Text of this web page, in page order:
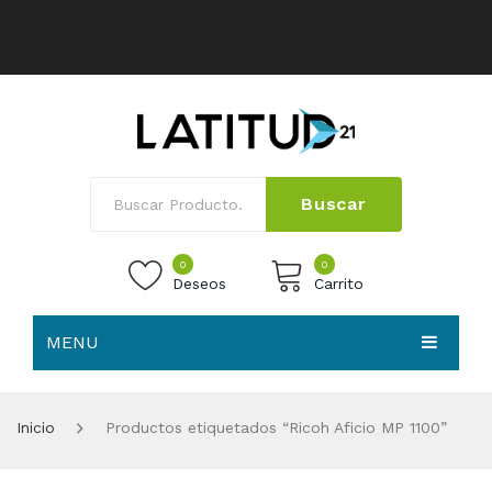
Buscar
0
Deseos
0
Carrito
MENU
Inicio Productos etiquetados “Ricoh Aficio MP 1100”